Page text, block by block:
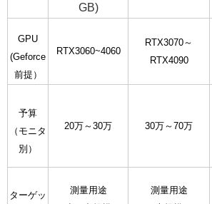
GB)
GPU
(Geforce
前提）
RTX3060~4060
RTX3070～
RTX4090
予算
（モニタ
別）
20万～30万 30万～70万
ターゲッ
測量用途
測量用途